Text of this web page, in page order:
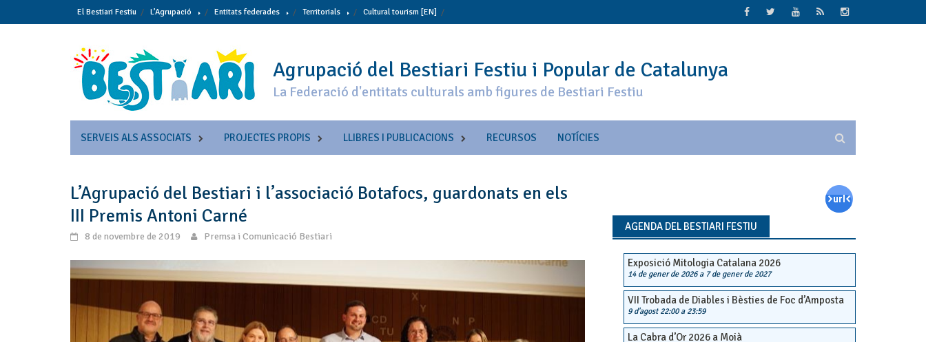
to
El Bestiari Festiu L’Agrupació Entitats federades Territorials Cultural tourism [EN]
Agrupació del Bestiari Festiu i Popular de Catalunya
La Federació d'entitats culturals amb figures de Bestiari Festiu
SERVEIS ALS ASSOCIATS PROJECTES PROPIS LLIBRES I PUBLICACIONS RECURSOS NOTÍCIES
L’Agrupació del Bestiari i l’associació Botafocs, guardonats en els
III Premis Antoni Carné
8 de novembre de 2019 Premsa i Comunicació Bestiari
AGENDA DEL BESTIARI FESTIU
Exposició Mitologia Catalana 2026
14 de gener de 2026a 7 de gener de 2027
VII Trobada de Diables i Bèsties de Foc d’Amposta
9 d'agost 22:00a 23:59
La Cabra d’Or 2026 a Moià